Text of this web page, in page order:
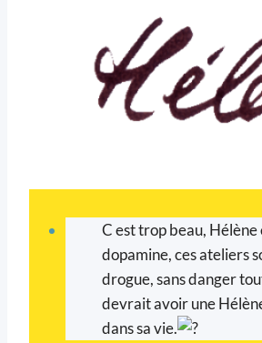
C est trop beau,
dopamine, ces ateliers
drogue, sans danger
devrait avoir une
dans sa vie.